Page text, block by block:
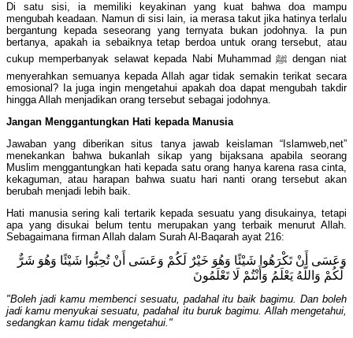
Di satu sisi, ia memiliki keyakinan yang kuat bahwa doa mampu
mengubah keadaan. Namun di sisi lain, ia merasa takut jika hatinya terlalu
bergantung kepada seseorang yang ternyata bukan jodohnya. Ia pun
bertanya, apakah ia sebaiknya tetap berdoa untuk orang tersebut, atau
cukup memperbanyak selawat kepada Nabi Muhammad ﷺ dengan niat
menyerahkan semuanya kepada Allah agar tidak semakin terikat secara
emosional? Ia juga ingin mengetahui apakah doa dapat mengubah takdir
hingga Allah menjadikan orang tersebut sebagai jodohnya.
Jangan Menggantungkan Hati kepada Manusia
Jawaban yang diberikan situs tanya jawab keislaman “Islamweb,net”
menekankan bahwa bukanlah sikap yang bijaksana apabila seorang
Muslim menggantungkan hati kepada satu orang hanya karena rasa cinta,
kekaguman, atau harapan bahwa suatu hari nanti orang tersebut akan
berubah menjadi lebih baik.
Hati manusia sering kali tertarik kepada sesuatu yang disukainya, tetapi
apa yang disukai belum tentu merupakan yang terbaik menurut Allah.
Sebagaimana firman Allah dalam Surah Al-Baqarah ayat 216:
وَعَسَى أَنْ تَكْرَهُوا شَيْئًا وَهُوَ خَيْرٌ لَكُمْ وَعَسَى أَنْ تُحِبُّوا شَيْئًا وَهُوَ شَرٌّ
"Boleh jadi kamu membenci sesuatu, padahal itu baik bagimu. Dan boleh
jadi kamu menyukai sesuatu, padahal itu buruk bagimu. Allah mengetahui,
sedangkan kamu tidak mengetahui."